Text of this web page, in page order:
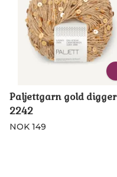
Paljettgarn gold digger
2242
NOK 149